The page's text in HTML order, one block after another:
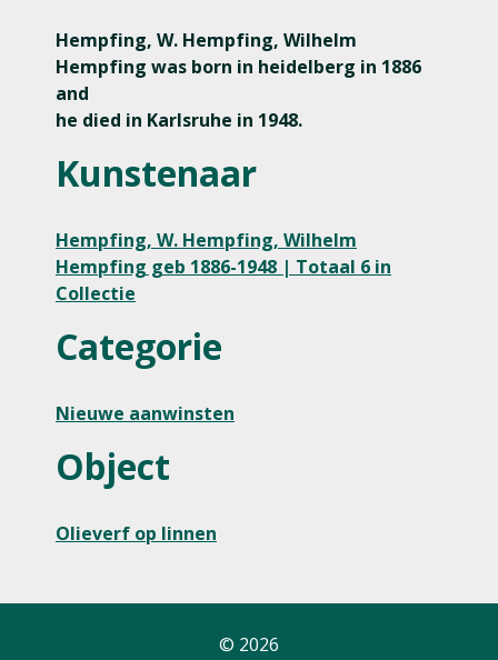
Hempfing, W. Hempfing, Wilhelm
Hempfing was born in heidelberg in 1886
and
he died in Karlsruhe in 1948.
Kunstenaar
Hempfing, W. Hempfing, Wilhelm
Hempfing geb 1886-1948 | Totaal 6 in
Collectie
Categorie
Nieuwe aanwinsten
Object
Olieverf op linnen
© 2026